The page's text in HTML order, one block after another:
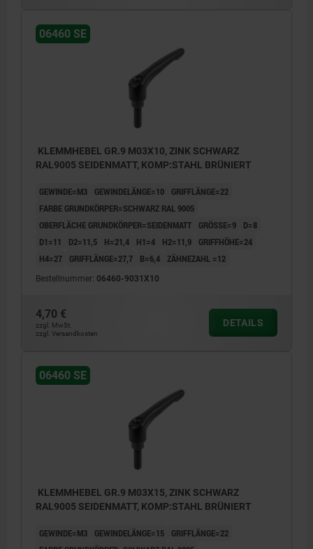
06460 SE
KLEMMHEBEL GR.9 M03X10, ZINK SCHWARZ
RAL9005 SEIDENMATT, KOMP:STAHL BRÜNIERT
GEWINDE=M3 GEWINDELÄNGE=10
GRIFFLÄNGE=22
FARBE GRUNDKÖRPER=SCHWARZ RAL 9005
OBERFLÄCHE GRUNDKÖRPER=SEIDENMATT
GRÖSSE=9
D=8
D1=11
D2=11,5 H=21,4 H1=4 H2=11,9
GRIFFHÖHE=24
H4=27
GRIFFLÄNGE=27,7 B=6,4 ZÄHNEZAHL =12
Bestellnummer: 06460-9031X10
4,70 €
zzgl. MwSt.
zzgl. Versandkosten
DETAILS
06460 SE
KLEMMHEBEL GR.9 M03X15, ZINK SCHWARZ
RAL9005 SEIDENMATT, KOMP:STAHL BRÜNIERT
GEWINDE=M3 GEWINDELÄNGE=15
GRIFFLÄNGE=22